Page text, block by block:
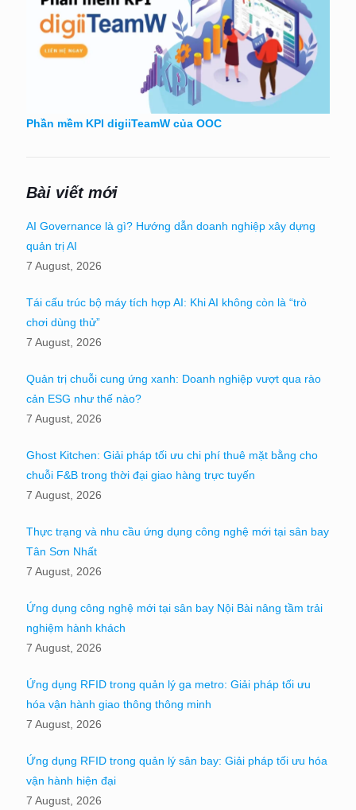
Phần mềm KPI digiiTeamW của OOC
Bài viết mới
AI Governance là gì? Hướng dẫn doanh nghiệp xây dựng
quản trị AI
7 August, 2026
Tái cấu trúc bộ máy tích hợp AI: Khi AI không còn là “trò
chơi dùng thử”
7 August, 2026
Quản trị chuỗi cung ứng xanh: Doanh nghiệp vượt qua rào
cản ESG như thế nào?
7 August, 2026
Ghost Kitchen: Giải pháp tối ưu chi phí thuê mặt bằng cho
chuỗi F&B trong thời đại giao hàng trực tuyến
7 August, 2026
Thực trạng và nhu cầu ứng dụng công nghệ mới tại sân bay
Tân Sơn Nhất
7 August, 2026
Ứng dụng công nghệ mới tại sân bay Nội Bài nâng tầm trải
nghiệm hành khách
7 August, 2026
Ứng dụng RFID trong quản lý ga metro: Giải pháp tối ưu
hóa vận hành giao thông thông minh
7 August, 2026
Ứng dụng RFID trong quản lý sân bay: Giải pháp tối ưu hóa
vận hành hiện đại
7 August, 2026